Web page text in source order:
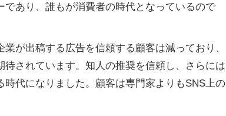
あり、誰もが消費者の時代となっているので
が出稿する広告を信頼する顧客は減っており、
されています。知人の推奨を信頼し、さらには
代になりました。顧客は専門家よりもSNS上の